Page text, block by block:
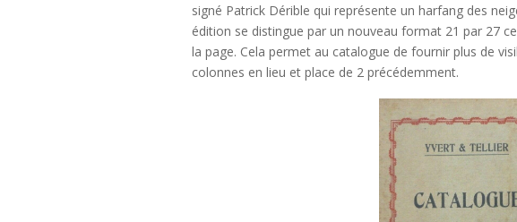
signé Patrick Dérible qui représente un harfang des
édition se distingue par un nouveau format 21 par 27
la page. Cela permet au catalogue de fournir plus de
colonnes en lieu et place de 2 précédemment.